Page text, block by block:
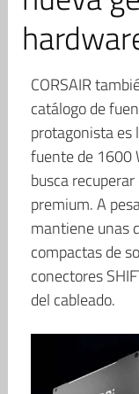
CORSAIR
catálogo de
protagonista es
fuente de 1600
busca
premium. A
mantiene unas
compactas de
conectores
del cableado.